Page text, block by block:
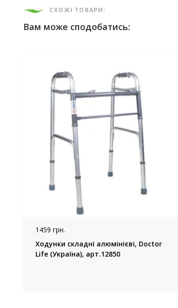
СХОЖІ ТОВАРИ:
Вам може сподобатись:
1459 грн.
Ходунки складні алюмінієві, Doctor
Life (Україна), арт.12850